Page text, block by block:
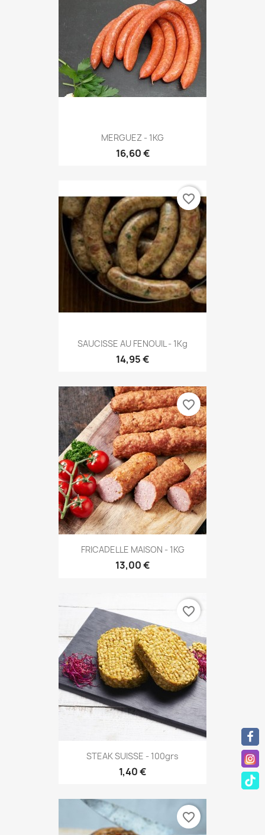
MERGUEZ - 1KG
16,60 €
SAUCISSE AU FENOUIL - 1Kg
14,95 €
favorite_border
FRICADELLE MAISON - 1KG
13,00 €
favorite_border
STEAK SUISSE - 100grs
1,40 €
favorite_border
favorite_border